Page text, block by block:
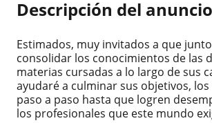
Descripción del anuncio
Estimados, muy invitados a que
consolidar los conocimientos de las
materias cursadas a lo largo de sus
ayudaré a culminar sus objetivos,
paso a paso hasta que logren
los profesionales que este mundo